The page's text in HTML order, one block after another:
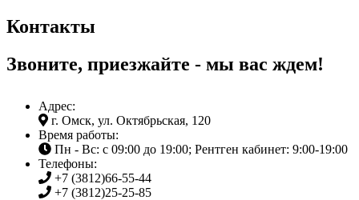
Контакты
Звоните, приезжайте - мы вас ждем!
Адрес:
г. Омск, ул. Октябрьская, 120
Время работы:
Пн - Вс: с 09:00 до 19:00; Рентген кабинет: 9:00-19:00
Телефоны:
+7 (3812)66-55-44
+7 (3812)25-25-85